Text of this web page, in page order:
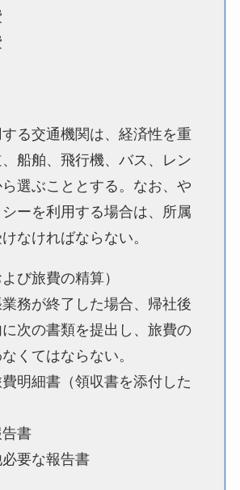
る交通機関は、経済性を重
船舶、飛行機、バス、レン
選ぶこととする。なお、や
ーを利用する場合は、所属
なければならない。
び旅費の精算）
務が終了した場合、帰社後
に次の書類を提出し、旅費の
くてはならない。
費明細書（領収書を添付した
告書
必要な報告書